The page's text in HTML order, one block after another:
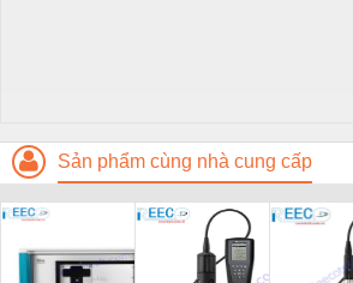
Sản phẩm cùng nhà cung cấp